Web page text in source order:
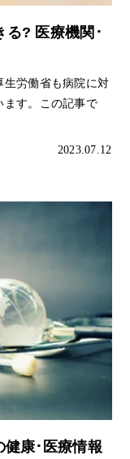
る? 医療機関･
生労働省も病院に対
ます。この記事で
2023.07.12
康･医療情報